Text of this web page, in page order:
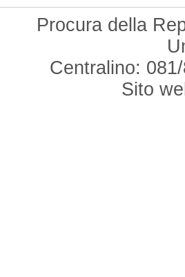
Procura della
Centralino:
Sito